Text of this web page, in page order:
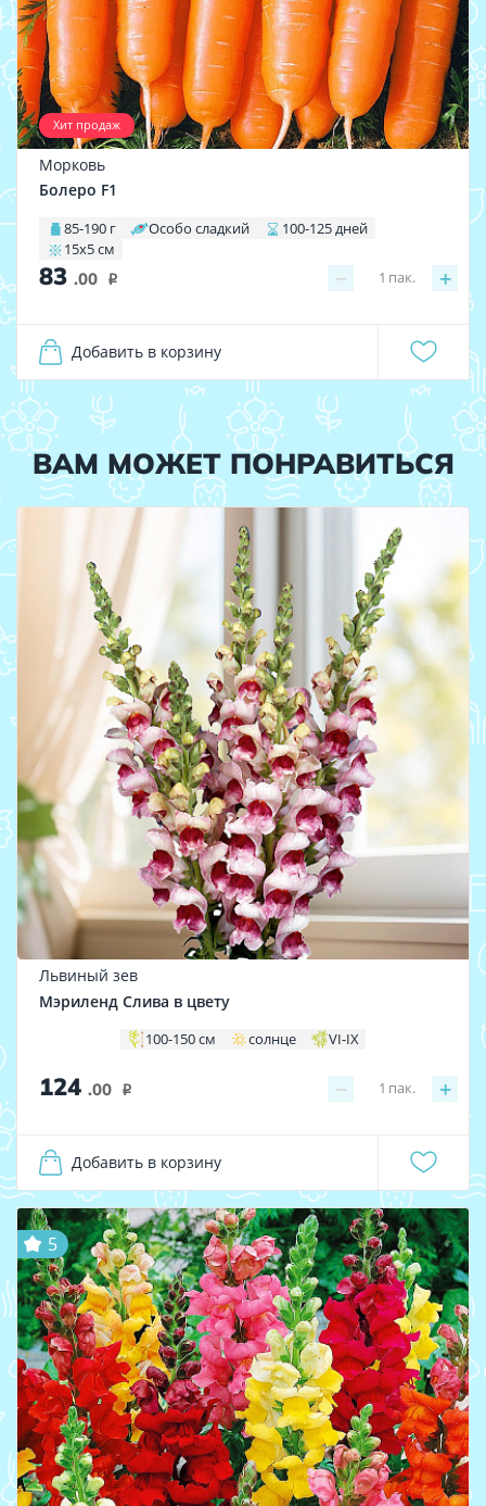
Хит продаж
Морковь
Болеро F1
85-190 г Особо сладкий
100-125 дней
15х5 см
83 .00 i − +
1 пак.
Добавить в корзину
ВАМ МОЖЕТ ПОНРАВИТЬСЯ
Львиный зев
Мэриленд Слива в цвету
100-150 см солнце VI-IX
124 .00 i − +
1 пак.
Добавить в корзину
5